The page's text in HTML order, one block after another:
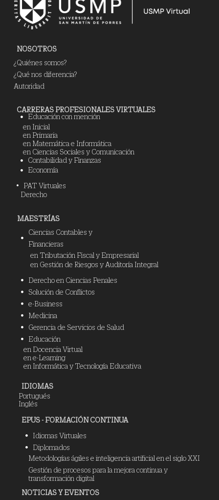
NOSOTROS
¿Quiénes somos?
¿Qué nos diferencia?
Autoridad
CARRERAS PROFESIONALES VIRTUALES
Educación con mención
en Inicial
en Primaria
en Matemática e Informática
en Ciencias Sociales y Comunicación
Contabilidad y Finanzas
Economía
PAT Virtuales
Derecho
MAESTRÍAS
Ciencias Contables y
Financieras
en Tributación Fiscal y Empresarial
en Gestión de Riesgos y Auditoría Integral
Derecho en Ciencias Penales
Solución de Conflictos
e-Business
Medicina
Gerencia de Servicios de Salud
Educación
en Docencia Virtual
en e-Learning
en Informática y Tecnología Educativa
IDIOMAS
Portugués
Inglés
EPUS - FORMACIÓN CONTINUA
Idiomas Virtuales
Diplomados
Metodologías ágiles e inteligencia artificial en el siglo XXI
Gestión de procesos para la mejora continua y
transformación digital
NOTICIAS Y EVENTOS